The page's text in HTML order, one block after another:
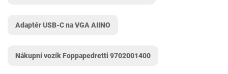
Adaptér USB-C na VGA AIINO
Nákupní vozík Foppapedretti 9702001400